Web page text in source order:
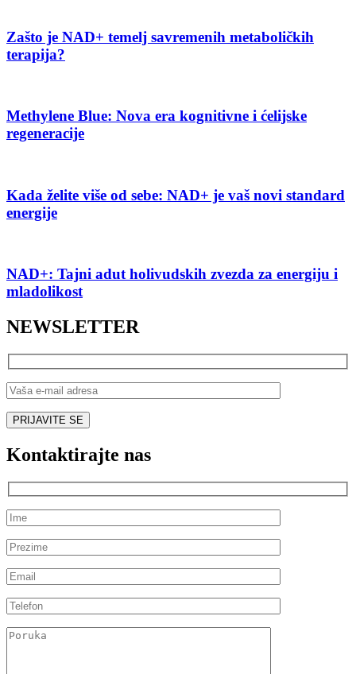
Zašto je NAD+ temelj savremenih metaboličkih
terapija?
Methylene Blue: Nova era kognitivne i ćelijske
regeneracije
Kada želite više od sebe: NAD+ je vaš novi standard
energije
NAD+: Tajni adut holivudskih zvezda za energiju i
mladolikost
NEWSLETTER
Kontaktirajte nas